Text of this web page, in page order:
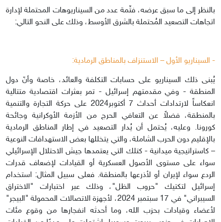
بالنظر إلى ما سبق عرضه، فثّمة عدد من السيناريوهات المحتملة لإدارة
اتجاهات التصعيد المُحتملة بالشرق الأوسط، وذلك على النحو التالي:
- السيناريو الأول – الاستنزاف بالمناطق الرمادية:
يُبنى ذلك السيناريو على حسابات التكلفة والعائد، خاصة وأنّ دول
المنطقة - وفي مقدمتهم إسرائيل - تمر بعثرات اقتصادية متتالية
انعكاساً لارتدادات أحداث 7 أكتوبر2024 على حركة التجارة والتنمية
بالمنطقة، فضلاً عن التعافي الحرج من الأزمة الأوكرانية وجائحة
كورونا. وعليه، يُحتمل أن يُدار التصعيد في إطار المناطق الرمادية
بالإقليم دون الحرب الشاملة، والتي يتخللها بعض الاستهدافات النوعية
– كاستراتيجية ميدانية - كتلك التي يعتمدها جيش الاحتلال الإسرائيلي
سواء على مستوى الأصول العسكرية أو القيادات لإضعاف قدرات
الردع سواء لإيران أو لأذرعها بالمنطقة. فعلى سبيل المثال: استخدام
إسرائيل لتكتيك "حروب الظل"، وذلك عبر اختبارات "الاختراق
السيبراني" في 17 سبتمبر 2024، لأجهزة الاتصالات المحمولة "البيجر"
لأعضاء وقيادات بحزب الله، وما أحدثه انفجارها من وقوع مئات